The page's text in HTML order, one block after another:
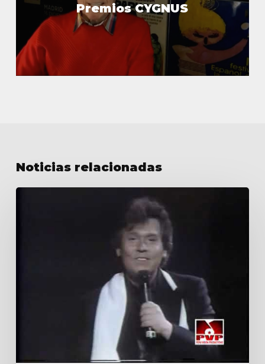
Premios CYGNUS
Noticias relacionadas
Premios